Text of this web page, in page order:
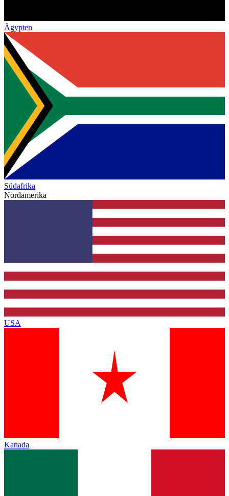
Ägypten
Südafrika
Nordamerika
USA
Kanada